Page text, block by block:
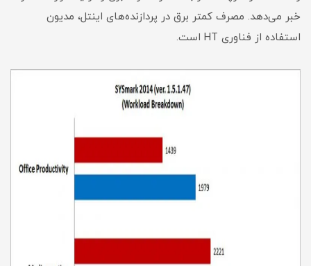
خبر می‌دهد. مصرف کمتر برق در پردازنده‌های اینتل، مدیون
استفاده از فناوری HT است.